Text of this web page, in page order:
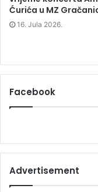
Ćurića u MZ
16. Jula 2026.
Facebook
Advertisement